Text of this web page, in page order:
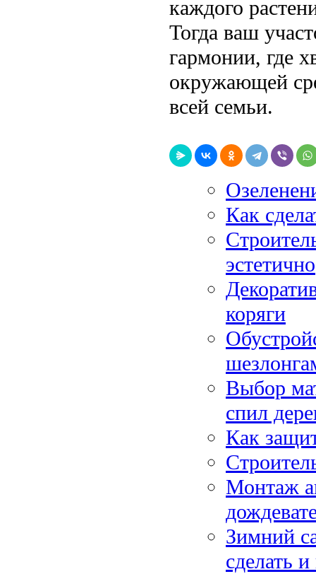
каждого
Тогда ваш
гармонии, где
окружающей
всей семьи.
Как
эстетично
коряги
Выбор
спил
Как
Монтаж
Зимний
сделать